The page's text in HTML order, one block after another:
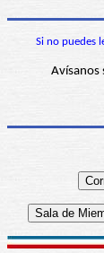
Si no puedes
Avísanos